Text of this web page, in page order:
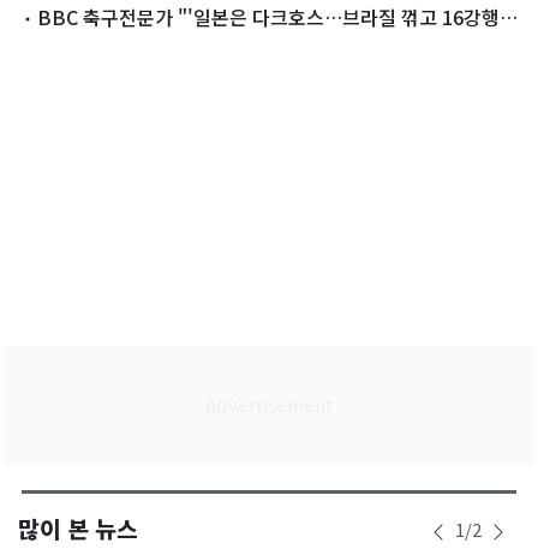
다"BBC 축구전문가 "'일본은 다크호스…브라질 꺾고 16강행"
많이 본 뉴스 1/2